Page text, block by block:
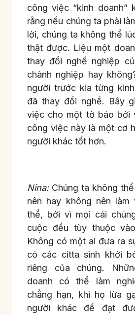
công việc “kinh doanh”
rằng nếu chúng ta phải
lời, chúng ta không thể
thật được. Liệu một
thay đổi nghề nghiệp
chánh nghiệp hay
người trước kia từng
đã thay đổi nghề. Bây
việc cho một tờ báo bởi
công việc này là một cơ
người khác tốt hơn.
Nina:Chúng ta không
nên hay không nên
thể, bởi vì mọi cái
cuộc đều tùy thuộc
Không có một ai đưa ra
có các citta sinh khởi
riêng của chúng.
doanh có thể làm
chẳng hạn, khi họ lừa
người khác để đạt